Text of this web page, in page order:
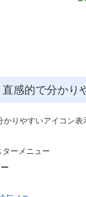
感的で分かり
かりやすいアイコン